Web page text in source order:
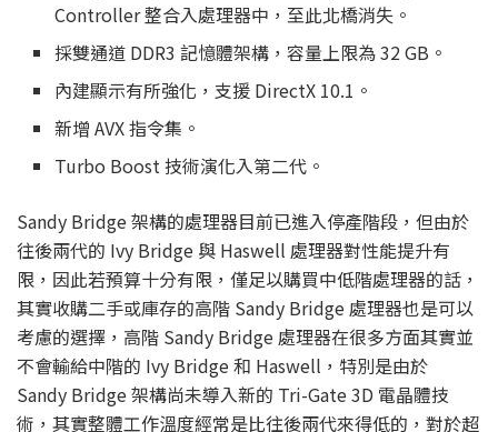
Controller 整合入處理器中，至此北橋消失。
採雙通道 DDR3 記憶體架構，容量上限為 32 GB。
內建顯示有所強化，支援 DirectX 10.1。
新增 AVX 指令集。
Turbo Boost 技術演化入第二代。
Sandy Bridge 架構的處理器目前已進入停產階段，但由於
往後兩代的 Ivy Bridge 與 Haswell 處理器對性能提升有
限，因此若預算十分有限，僅足以購買中低階處理器的話，
其實收購二手或庫存的高階 Sandy Bridge 處理器也是可以
考慮的選擇，高階 Sandy Bridge 處理器在很多方面其實並
不會輸給中階的 Ivy Bridge 和 Haswell，特別是由於
Sandy Bridge 架構尚未導入新的 Tri-Gate 3D 電晶體技
術，其實整體工作溫度經常是比往後兩代來得低的，對於超